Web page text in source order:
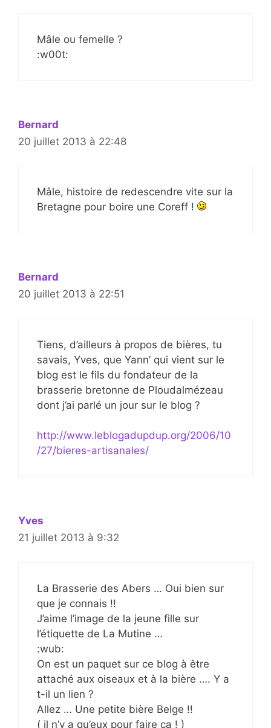
Mâle ou femelle ?
:w00t:
Bernard
20 juillet 2013 à 22:48
Mâle, histoire de redescendre vite sur la
Bretagne pour boire une Coreff !
Bernard
20 juillet 2013 à 22:51
Tiens, d’ailleurs à propos de bières, tu
savais, Yves, que Yann’ qui vient sur le
blog est le fils du fondateur de la
brasserie bretonne de Ploudalmézeau
dont j’ai parlé un jour sur le blog ?
http://www.leblogadupdup.org/2006/10
/27/bieres-artisanales/
Yves
21 juillet 2013 à 9:32
La Brasserie des Abers … Oui bien sur
que je connais !!
J’aime l’image de la jeune fille sur
l’étiquette de La Mutine …
:wub:
On est un paquet sur ce blog à être
attaché aux oiseaux et à la bière …. Y a
t-il un lien ?
Allez … Une petite bière Belge !!
( il n’y a qu’eux pour faire ça ! )